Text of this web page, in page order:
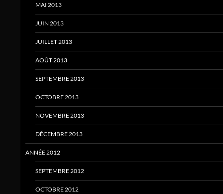
MAI 2013
JUIN 2013
JUILLET 2013
AOÛT 2013
SEPTEMBRE 2013
OCTOBRE 2013
NOVEMBRE 2013
DÉCEMBRE 2013
ANNÉE 2012
SEPTEMBRE 2012
OCTOBRE 2012